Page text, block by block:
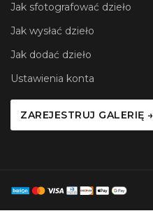
Jak sfotografować dzieło
Jak wysłać dzieło
Jak dodać dzieło
Ustawienia konta
ZAREJESTRUJ GALERIĘ →